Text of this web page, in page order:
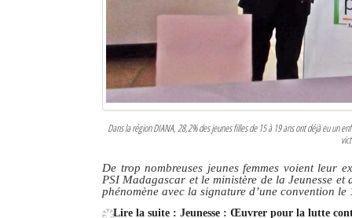
Dans la région DIANA, 28,2% des jeunes filles de 15 à 19 ans ont déjà eu un
De trop nombreuses jeunes femmes voient leur
PSI Madagascar et le ministère de la Jeunesse
phénomène avec la signature d’une convention le
Lire la suite : Jeunesse : Œuvrer pour la lutte